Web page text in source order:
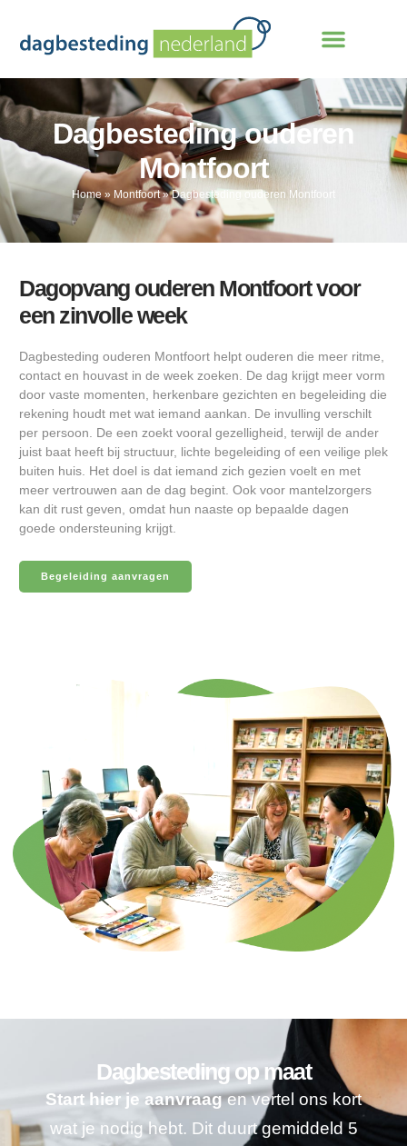
Dagbesteding ouderen
Montfoort
Home» Montfoort»Dagbesteding ouderen Montfoort
Dagopvang ouderen Montfoort voor
een zinvolle week
Dagbesteding ouderen Montfoort helpt ouderen die meer ritme,
contact en houvast in de week zoeken. De dag krijgt meer vorm
door vaste momenten, herkenbare gezichten en begeleiding die
rekening houdt met wat iemand aankan. De invulling verschilt
per persoon. De een zoekt vooral gezelligheid, terwijl de ander
juist baat heeft bij structuur, lichte begeleiding of een veilige plek
buiten huis. Het doel is dat iemand zich gezien voelt en met
meer vertrouwen aan de dag begint. Ook voor mantelzorgers
kan dit rust geven, omdat hun naaste op bepaalde dagen
goede ondersteuning krijgt.
Begeleiding aanvragen
Dagbesteding op maat
Start hier je aanvraagen vertel ons kort
wat je nodig hebt. Dit duurt gemiddeld 5